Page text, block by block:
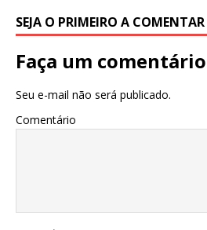
SEJA O PRIMEIRO A COMENTAR
Faça um comentário
Seu e-mail não será publicado.
Comentário